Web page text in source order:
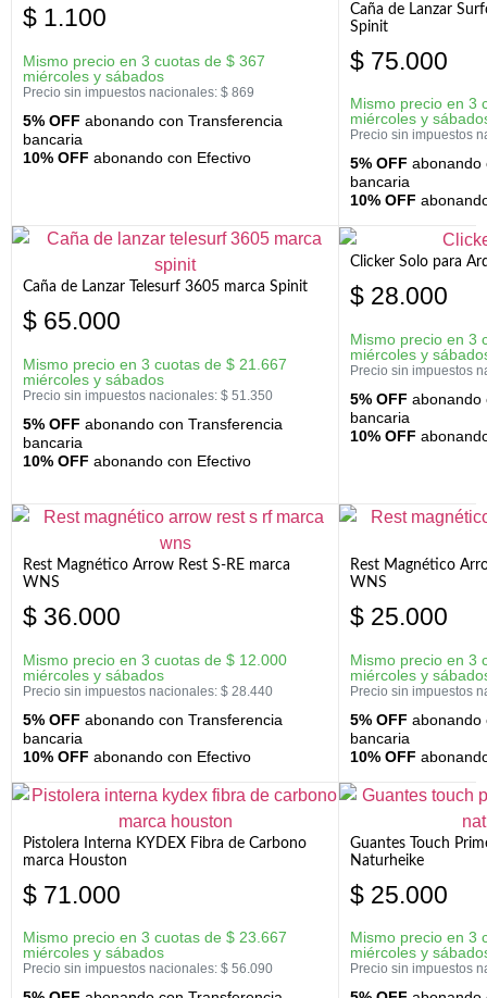
$ 1.100
Mismo precio en 3 cuotas de $ 367
miércoles y sábados
Precio sin impuestos nacionales: $ 869
5% OFF abonando con Transferencia
bancaria
10% OFF abonando con Efectivo
Caña de Lanzar
Spinit
$ 75.000
Mismo precio en 3
miércoles y
Precio sin impuestos
5% OFF abonando
bancaria
10% OFF
Caña de Lanzar Telesurf 3605 marca Spinit
$ 65.000
Mismo precio en 3 cuotas de $ 21.667
miércoles y sábados
Precio sin impuestos nacionales: $ 51.350
5% OFF abonando con Transferencia
bancaria
10% OFF abonando con Efectivo
Clicker Solo para
$ 28.000
Mismo precio en 3
miércoles y
Precio sin impuestos
5% OFF abonando
bancaria
10% OFF
Rest Magnético Arrow Rest S-RE marca
WNS
$ 36.000
Mismo precio en 3 cuotas de $ 12.000
miércoles y sábados
Precio sin impuestos nacionales: $ 28.440
5% OFF abonando con Transferencia
bancaria
10% OFF abonando con Efectivo
Rest Magnético
WNS
$ 25.000
Mismo precio en 3
miércoles y
Precio sin impuestos
5% OFF abonando
bancaria
10% OFF
Pistolera Interna KYDEX Fibra de Carbono
marca Houston
$ 71.000
Mismo precio en 3 cuotas de $ 23.667
miércoles y sábados
Precio sin impuestos nacionales: $ 56.090
Guantes Touch
Naturheike
$ 25.000
Mismo precio en 3
miércoles y
Precio sin impuestos